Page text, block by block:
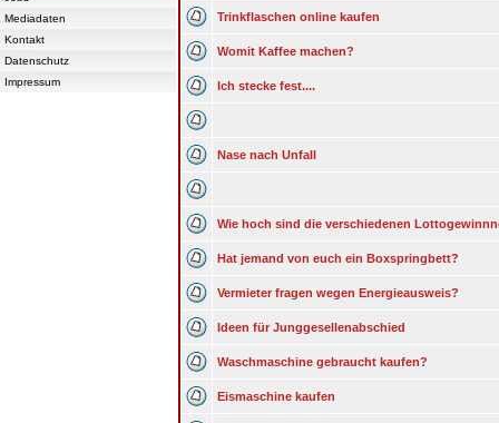
Mediadaten
Kontakt
Datenschutz
Impressum
Trinkflaschen online kaufen
Womit Kaffee machen?
Ich stecke fest....
Nase nach Unfall
Wie hoch sind die verschiedenen
Hat jemand von euch ein Boxspringbett?
Vermieter fragen wegen Energieausweis?
Ideen für Junggesellenabschied
Waschmaschine gebraucht kaufen?
Eismaschine kaufen